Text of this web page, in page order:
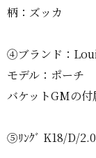
柄：ズッカ
④ブランド：
モデル：ポーチ
バケットGMの付
⑤ﾘﾝｸﾞ K18/D/